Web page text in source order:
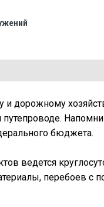
и дорожному
бюджета.
ведется
перебоев с